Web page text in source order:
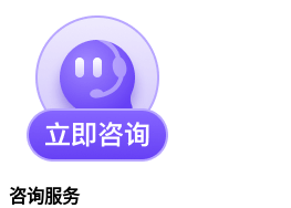
咨询服务